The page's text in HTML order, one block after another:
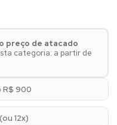
preço de atacado
categoria: a partir de
R$ 900
12x)